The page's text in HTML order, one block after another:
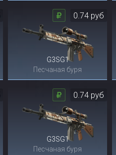
G3SG1
Песчаная буря
0.74 руб
G3SG1
Песчаная буря
0.74 руб